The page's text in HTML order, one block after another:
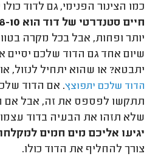
כמו הצינור הפנימי, גם לדוד
חיים סטנדרטי של דוד הוא 8-10 שנים.
יותר ופחות, אבל בכל מקרה
שיום אחד גם הדוד שלכם יסיים
יתבטא? או שהוא יתחיל לנזול,
הדוד שלכם יתפוצץ. אם הדוד
תתקשו לפספס את זה, אבל אם
שלא תזהו את הבעיה בדוד
יגיעו אליכם מים חמים
צורך להחליף את הדוד כולו.